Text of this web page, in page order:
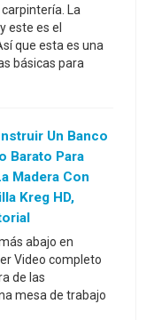
La
este es el
que esta es una
básicas para
Un Banco
Barato Para
Madera Con
Kreg HD,
abajo en
Video completo
de las
mesa de trabajo